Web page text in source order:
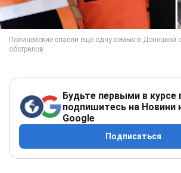
Будьте первыми в курсе
подпишитесь на Новини
Google
Подписаться